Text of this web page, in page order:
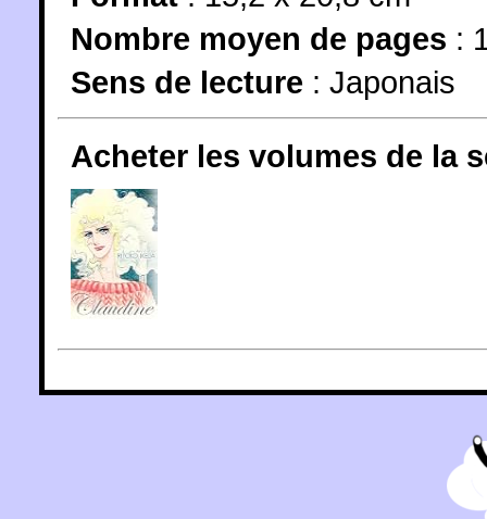
Nombre moyen de pages :
Sens de lecture : Japonais
Acheter les volumes de la